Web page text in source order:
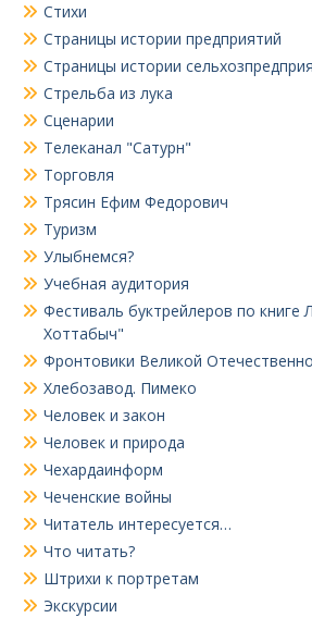
Стихи
Страницы истории предприятий
Страницы истории
Стрельба из лука
Сценарии
Телеканал "Сатурн"
Торговля
Трясин Ефим Федорович
Туризм
Улыбнемся?
Учебная аудитория
Фестиваль буктрейлеров по книге
Хоттабыч"
Фронтовики Великой
Хлебозавод. Пимеко
Человек и закон
Человек и природа
Чехардаинформ
Чеченские войны
Читатель интересуется…
Что читать?
Штрихи к портретам
Экскурсии